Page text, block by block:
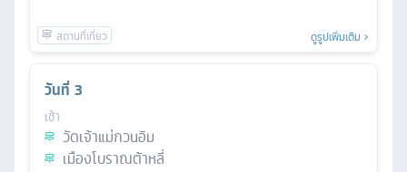
ดูรูปเพิ่มเติม
วันที่ 3
เช้า
วัดเจ้าแม่กวนอิม
เมืองโบราณต้าหลี่